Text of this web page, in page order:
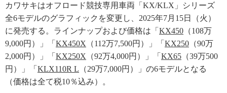
カワサキはオフロード競技専用車両「KX/KLX」シリーズ
全6モデルのグラフィックを変更し、2025年7月15日（火）
に発売する。ラインナップおよび価格は「 KX450 （108万
9,000円）」「 KX450X （112万7,500円）」「 KX250 （90万
2,000円）」「 KX250X （92万4,000円）」「 KX65 （39万500
円）」「 KLX110R L （29万7,000円）」の6モデルとなる
（価格は全て税10％込み）。